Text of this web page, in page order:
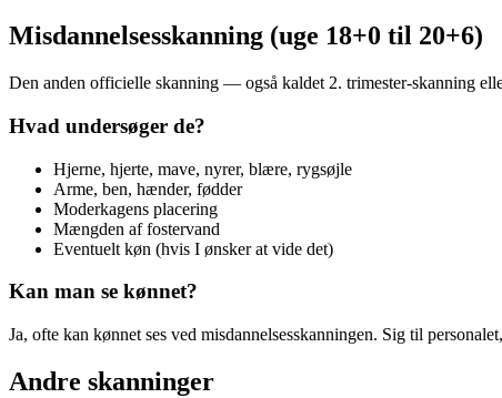
Misdannelsesskanning (uge 18+0 til 20+6)
Den anden officielle skanning — også kaldet 2. trimester-skanning
Hvad undersøger de?
Hjerne, hjerte, mave, nyrer, blære, rygsøjle
Arme, ben, hænder, fødder
Moderkagens placering
Mængden af fostervand
Eventuelt køn (hvis I ønsker at vide det)
Kan man se kønnet?
Ja, ofte kan kønnet ses ved misdannelsesskanningen. Sig til
Andre skanninger